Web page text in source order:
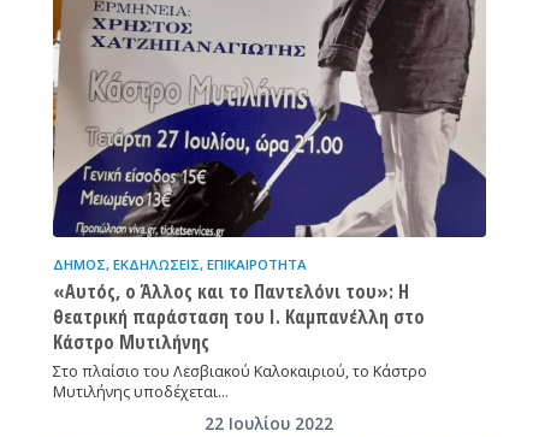
ΔΉΜΟΣ, ΕΚΔΗΛΏΣΕΙΣ, ΕΠΙΚΑΙΡΌΤΗΤΑ
«Αυτός, ο Άλλος και το Παντελόνι του»: Η
θεατρική παράσταση του Ι. Καμπανέλλη στο
Κάστρο Μυτιλήνης
Στο πλαίσιο του Λεσβιακού Καλοκαιριού, το Κάστρο
Μυτιλήνης υποδέχεται…
22 Ιουλίου 2022